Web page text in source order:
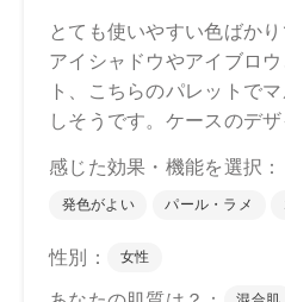
インジカ種子油、グリチルリチ
種子油、カニナバラ果実油、ト
ン酸水添ヒマシ油、カルナウバ
化チタン、酸化鉄、ホウケイ酸
（右上）ラウリン酸ヘキシル、
グリセリル、炭酸ジカプリリル
菌発酵液、アルガニアスピノサ
ンジカ種子油、グリチルリチン